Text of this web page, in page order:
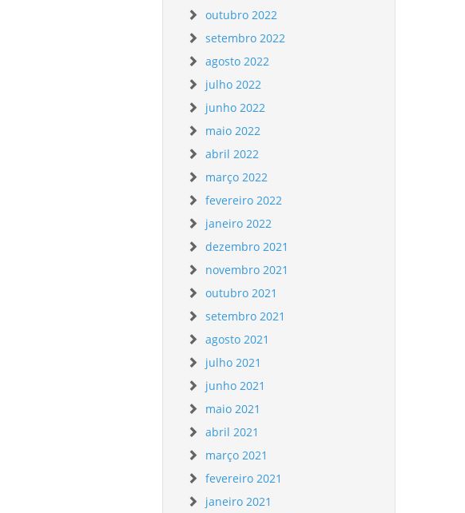
outubro 2022
setembro 2022
agosto 2022
julho 2022
junho 2022
maio 2022
abril 2022
março 2022
fevereiro 2022
janeiro 2022
dezembro 2021
novembro 2021
outubro 2021
setembro 2021
agosto 2021
julho 2021
junho 2021
maio 2021
abril 2021
março 2021
fevereiro 2021
janeiro 2021